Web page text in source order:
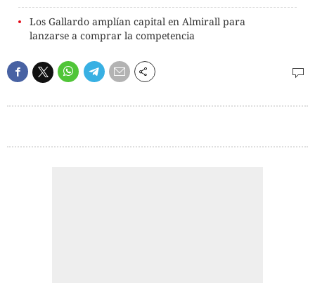
Los Gallardo amplían capital en Almirall para
lanzarse a comprar la competencia